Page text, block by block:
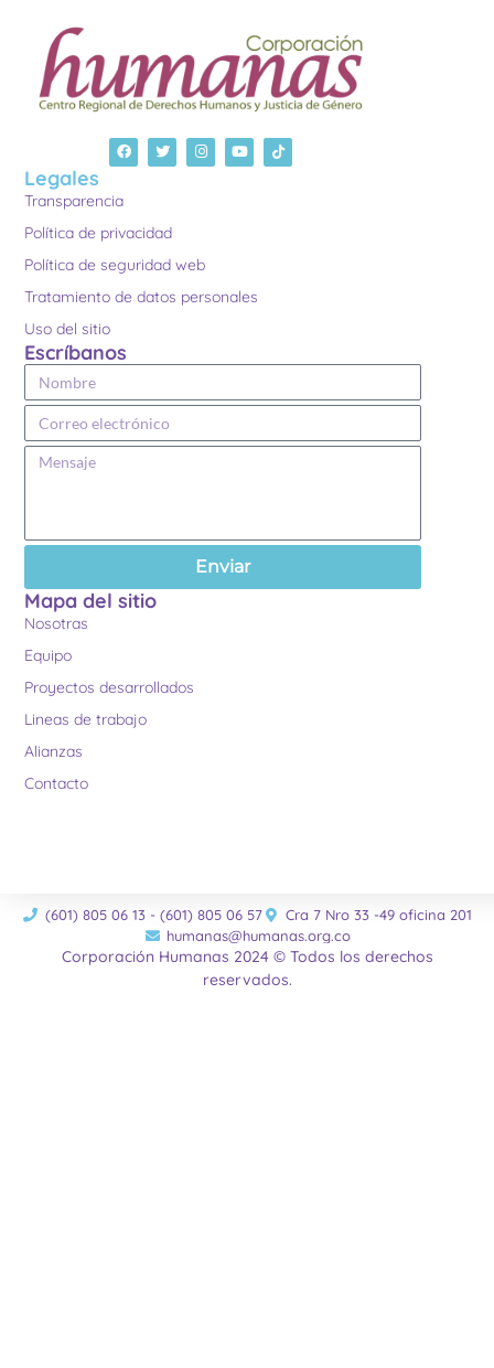
Legales
Transparencia
Política de privacidad
Política de seguridad web
Tratamiento de datos personales
Uso del sitio
Escríbanos
Enviar
Mapa del sitio
Nosotras
Equipo
Proyectos desarrollados
Lineas de trabajo
Alianzas
Contacto
(601) 805 06 13 - (601) 805 06 57
Cra 7 Nro 33 -49 oficina 201
humanas@humanas.org.co
Corporación Humanas 2024 © Todos los derechos
reservados.